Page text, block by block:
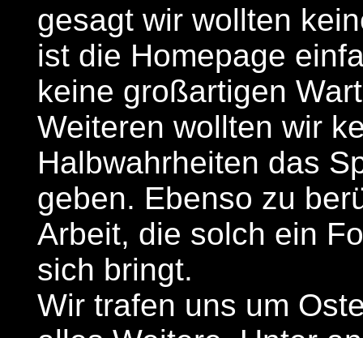
gesagt wir wollten
ist die Homepage
keine großartigen
Weiteren wollten wir
Halbwahrheiten das
geben. Ebenso zu
Arbeit, die solch ein
sich bringt.
Wir trafen uns um